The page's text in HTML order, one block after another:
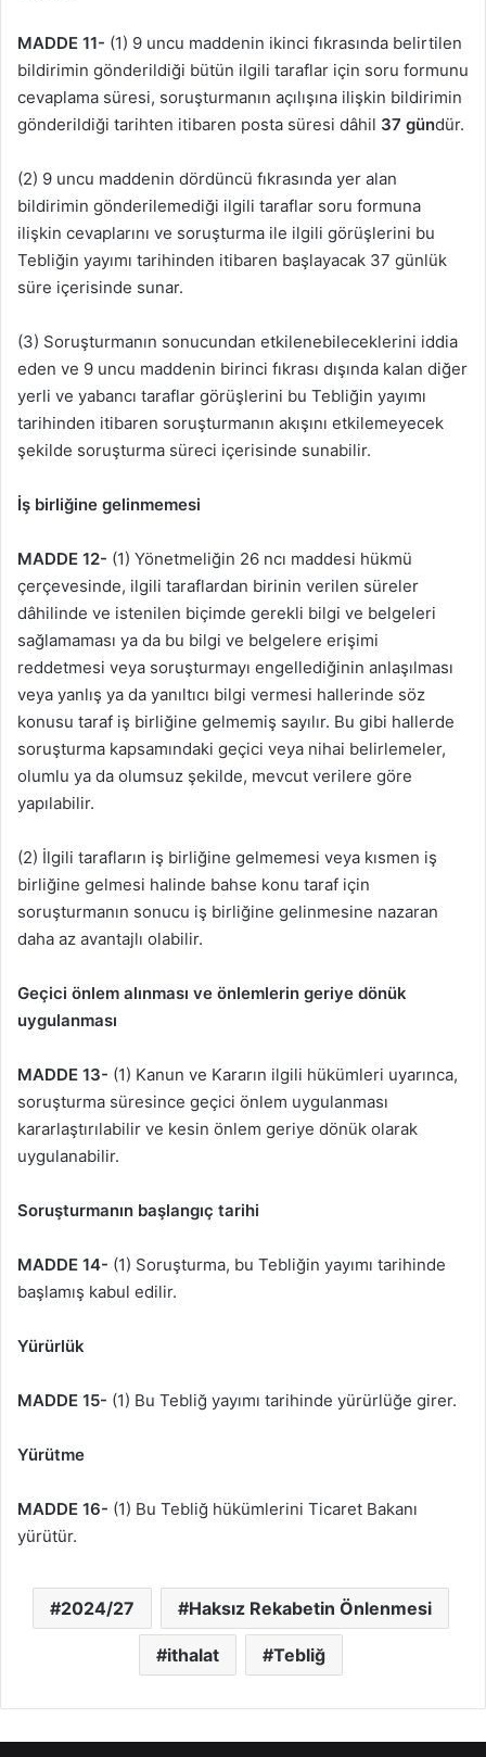
MADDE 11- (1) 9 uncu maddenin ikinci fıkrasında belirtilen
bildirimin gönderildiği bütün ilgili taraflar için soru formunu
cevaplama süresi, soruşturmanın açılışına ilişkin bildirimin
gönderildiği tarihten itibaren posta süresi dâhil 37 gündür.
(2) 9 uncu maddenin dördüncü fıkrasında yer alan
bildirimin gönderilemediği ilgili taraflar soru formuna
ilişkin cevaplarını ve soruşturma ile ilgili görüşlerini bu
Tebliğin yayımı tarihinden itibaren başlayacak 37 günlük
süre içerisinde sunar.
(3) Soruşturmanın sonucundan etkilenebileceklerini iddia
eden ve 9 uncu maddenin birinci fıkrası dışında kalan diğer
yerli ve yabancı taraflar görüşlerini bu Tebliğin yayımı
tarihinden itibaren soruşturmanın akışını etkilemeyecek
şekilde soruşturma süreci içerisinde sunabilir.
İş birliğine gelinmemesi
MADDE 12- (1) Yönetmeliğin 26 ncı maddesi hükmü
çerçevesinde, ilgili taraflardan birinin verilen süreler
dâhilinde ve istenilen biçimde gerekli bilgi ve belgeleri
sağlamaması ya da bu bilgi ve belgelere erişimi
reddetmesi veya soruşturmayı engellediğinin anlaşılması
veya yanlış ya da yanıltıcı bilgi vermesi hallerinde söz
konusu taraf iş birliğine gelmemiş sayılır. Bu gibi hallerde
soruşturma kapsamındaki geçici veya nihai belirlemeler,
olumlu ya da olumsuz şekilde, mevcut verilere göre
yapılabilir.
(2) İlgili tarafların iş birliğine gelmemesi veya kısmen iş
birliğine gelmesi halinde bahse konu taraf için
soruşturmanın sonucu iş birliğine gelinmesine nazaran
daha az avantajlı olabilir.
Geçici önlem alınması ve önlemlerin geriye dönük
uygulanması
MADDE 13- (1) Kanun ve Kararın ilgili hükümleri uyarınca,
soruşturma süresince geçici önlem uygulanması
kararlaştırılabilir ve kesin önlem geriye dönük olarak
uygulanabilir.
Soruşturmanın başlangıç tarihi
MADDE 14- (1) Soruşturma, bu Tebliğin yayımı tarihinde
başlamış kabul edilir.
Yürürlük
MADDE 15- (1) Bu Tebliğ yayımı tarihinde yürürlüğe girer.
Yürütme
MADDE 16- (1) Bu Tebliğ hükümlerini Ticaret Bakanı
yürütür.
2024/27 Haksız Rekabetin Önlenmesi
ithalat Tebliğ